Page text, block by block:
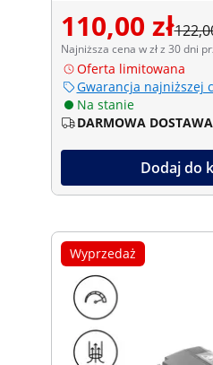
110,00 zł
Najniższa cena w zł z 30 dni
Oferta limitowana
Gwarancja najniższej
Na stanie
DARMOWA DOSTAWA
Dodaj do
Wyprzedaż